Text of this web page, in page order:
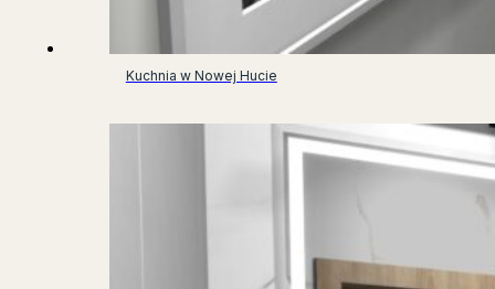
Kuchnia w Nowej Hucie